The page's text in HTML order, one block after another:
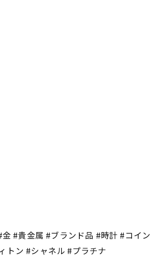
#貴金属 #ブランド品 #時計 #コイ
トン #シャネル #プラチナ